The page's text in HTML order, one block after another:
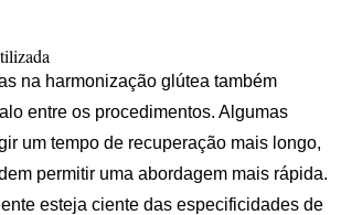
na harmonização glútea também
entre os procedimentos. Algumas
um tempo de recuperação mais longo,
permitir uma abordagem mais rápida.
esteja ciente das especificidades de